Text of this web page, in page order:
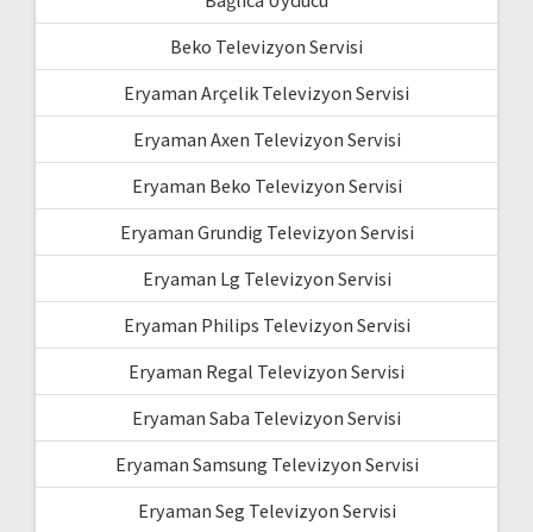
Beko Televizyon Servisi
Eryaman Arçelik Televizyon Servisi
Eryaman Axen Televizyon Servisi
Eryaman Beko Televizyon Servisi
Eryaman Grundig Televizyon Servisi
Eryaman Lg Televizyon Servisi
Eryaman Philips Televizyon Servisi
Eryaman Regal Televizyon Servisi
Eryaman Saba Televizyon Servisi
Eryaman Samsung Televizyon Servisi
Eryaman Seg Televizyon Servisi